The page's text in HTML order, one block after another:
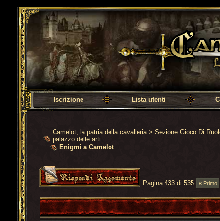
Camelot, la patria della cavalleria
Iscrizione Lista utenti
Camelot, la patria della cavalleria >Sezione Gioco Di
palazzo delle arti
Enigmi a Camelot
Pagina 433 di 535 « Primo